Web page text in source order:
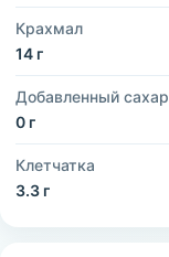
Крахмал
14 г
Добавленный сахар
0 г
Клетчатка
3.3 г